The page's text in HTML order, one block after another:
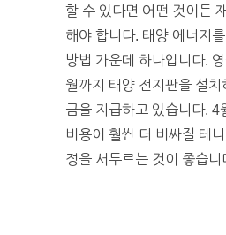
할 수 있다면 어떤 것이든
해야 합니다. 태양 에너지
방법 가운데 하나입니다.
월까지 태양 전지판을 설
금을 지급하고 있습니다. 4
비용이 훨씬 더 비싸질 테
정을 서두르는 것이 좋습니